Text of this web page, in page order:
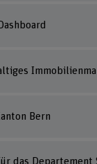
Bern
das Departement